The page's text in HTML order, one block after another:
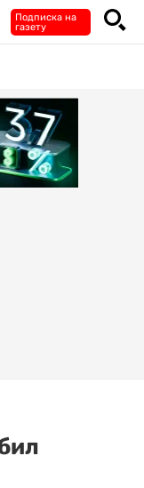
Подписка на
газету